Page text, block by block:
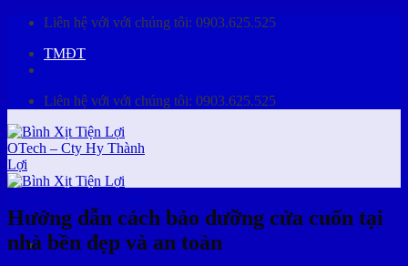
Skip
content
Liên hệ với với chúng tôi: 0903.625.525
TMĐT
Liên hệ với với chúng tôi: 0903.625.525
Hướng dẫn cách bảo dưỡng cửa cuốn tại
nhà bền đẹp và an toàn